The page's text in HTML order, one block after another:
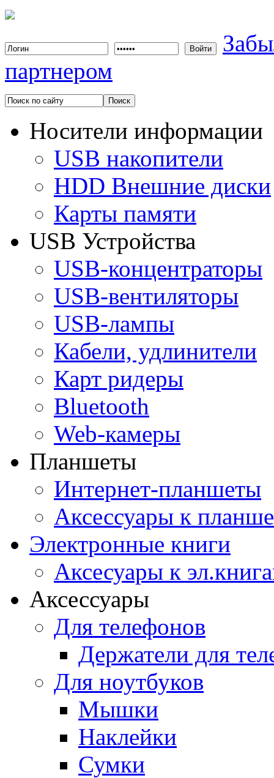
партнером
Носители информации
USB накопители
HDD Внешние диски
Карты памяти
USB Устройства
USB-концентраторы
USB-вентиляторы
USB-лампы
Кабели, удлинители
Карт ридеры
Bluetooth
Web-камеры
Планшеты
Интернет-планшеты
Аксессуары к
Электронные книги
Аксесуары к
Аксессуары
Для телефонов
Держатели для
Для ноутбуков
Мышки
Наклейки
Сумки